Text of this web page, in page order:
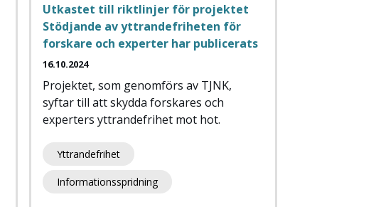
Utkastet till riktlinjer för projektet
Stödjande av yttrandefriheten för
forskare och experter har publicerats
16.10.2024
Projektet, som genomförs av TJNK,
syftar till att skydda forskares och
experters yttrandefrihet mot hot.
Yttrandefrihet
Informationsspridning